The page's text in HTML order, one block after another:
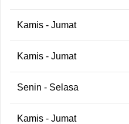
Kamis - Jumat
Kamis - Jumat
Senin - Selasa
Kamis - Jumat